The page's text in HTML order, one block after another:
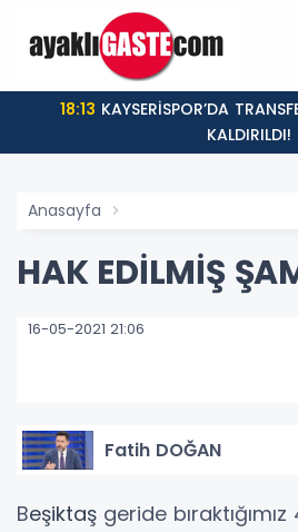
18:13
KALDIRILDI!
Anasayfa
HAK EDİLMİŞ
16-05-2021 21:06
Fatih DOĞAN
Beşiktaş geride